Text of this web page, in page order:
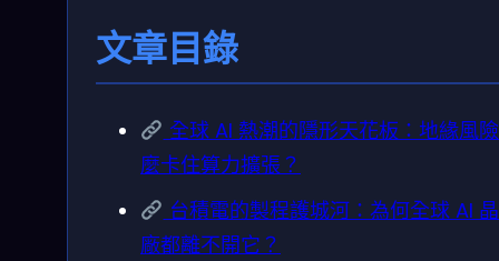
文章目錄
全球 AI 熱潮的隱形天花板：地緣風
麼卡住算力擴張？
台積電的製程護城河：為何全球 AI
廠都離不開它？